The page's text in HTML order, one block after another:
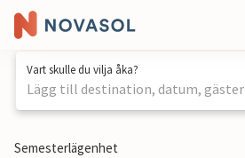
Vart skulle du vilja åka?
Lägg till destination, datum, gäster
1 / 33
Semesterlägenhet